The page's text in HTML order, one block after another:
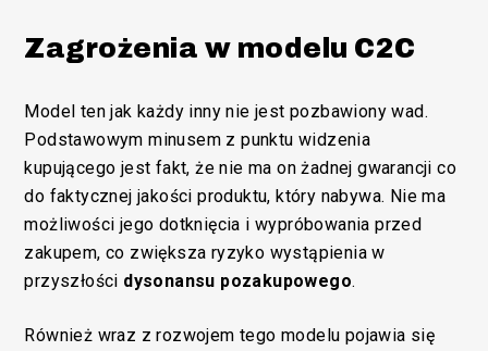
Zagrożenia w modelu C2C
Model ten jak każdy inny nie jest pozbawiony wad.
Podstawowym minusem z punktu widzenia
kupującego jest fakt, że nie ma on żadnej gwarancji co
do faktycznej jakości produktu, który nabywa. Nie ma
możliwości jego dotknięcia i wypróbowania przed
zakupem, co zwiększa ryzyko wystąpienia w
przyszłości dysonansu pozakupowego.
Również wraz z rozwojem tego modelu pojawia się